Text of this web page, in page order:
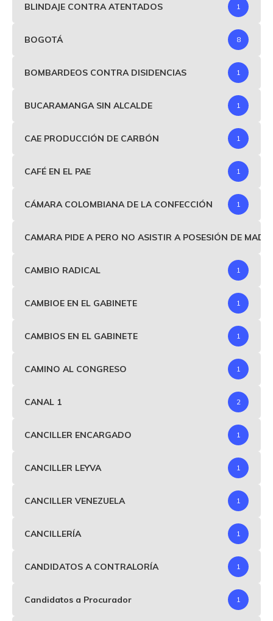
BLINDAJE CONTRA ATENTADOS 1
BOGOTÁ 8
BOMBARDEOS CONTRA DISIDENCIAS 1
BUCARAMANGA SIN ALCALDE 1
CAE PRODUCCIÓN DE CARBÓN 1
CAFÉ EN EL PAE 1
CÁMARA COLOMBIANA DE LA CONFECCIÓN 1
CAMARA PIDE A PERO NO ASISTIR A POSESIÓN DE
CAMBIO RADICAL 1
CAMBIOE EN EL GABINETE 1
CAMBIOS EN EL GABINETE 1
CAMINO AL CONGRESO 1
CANAL 1 2
CANCILLER ENCARGADO 1
CANCILLER LEYVA 1
CANCILLER VENEZUELA 1
CANCILLERÍA 1
CANDIDATOS A CONTRALORÍA 1
Candidatos a Procurador 1